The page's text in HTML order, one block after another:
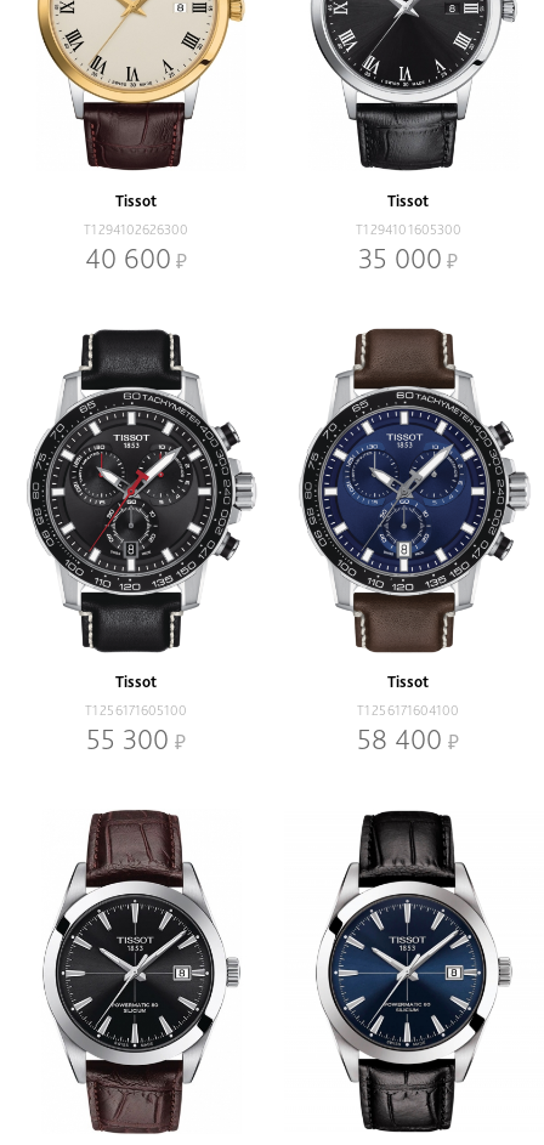
Tissot
T1294102626300
40 600
Tissot
T1294101605300
35 000
Tissot
T1256171605100
55 300
Tissot
T1256171604100
58 400